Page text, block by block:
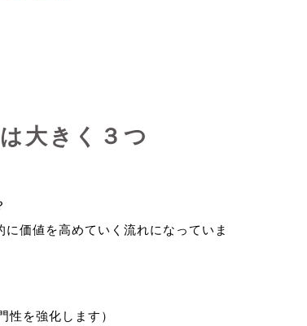
大きく３つ
価値を高めていく流れになっていま
性を強化します）